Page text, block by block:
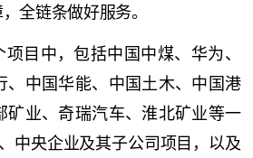
全链条做好服务。
目中，包括中国中煤、华为、
、中国华能、中国土木、中国港
矿业、奇瑞汽车、淮北矿业等一
中央企业及其子公司项目，以及